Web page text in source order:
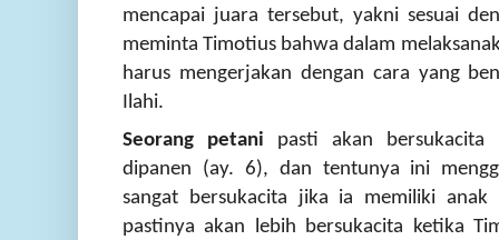
mencapai juara tersebut, yakni sesuai
meminta Timotius bahwa dalam
harus mengerjakan dengan cara yang
Ilahi.
Seorang petani pasti akan bersukacita
dipanen (ay. 6), dan tentunya ini
sangat bersukacita jika ia memiliki
pastinya akan lebih bersukacita ketika